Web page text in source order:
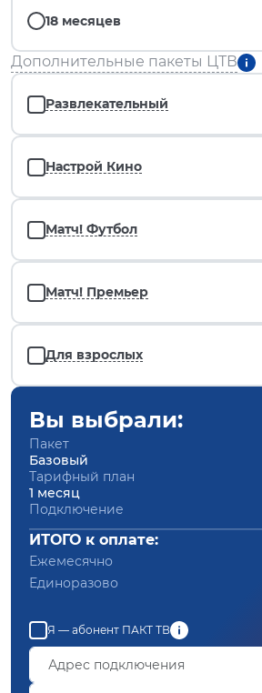
18 месяцев
Дополнительные пакеты ЦТВ
Развлекательный
Настрой Кино
Матч! Футбол
Матч! Премьер
Для взрослых
Вы выбрали:
Пакет
Базовый
Тарифный план
1 месяц
Подключение
ИТОГО к оплате:
Ежемесячно
Единоразово
Я — абонент ПАКТ ТВ